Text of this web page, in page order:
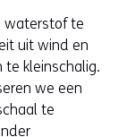
waterstof te
uit wind en
te kleinschalig.
we een
te